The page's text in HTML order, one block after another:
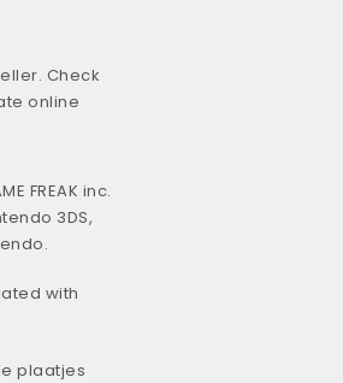
Check
online
FREAK inc.
3DS,
with
plaatjes